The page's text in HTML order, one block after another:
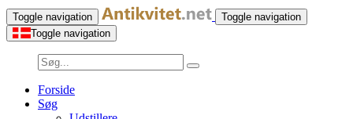
Toggle navigation
Toggle navigation
Toggle navigation
Forside
Søg